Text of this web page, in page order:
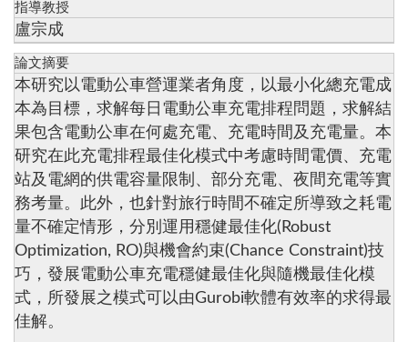
指導教授
盧宗成
論文摘要
本研究以電動公車營運業者角度，以最小化總充電成
本為目標，求解每日電動公車充電排程問題，求解結
果包含電動公車在何處充電、充電時間及充電量。本
研究在此充電排程最佳化模式中考慮時間電價、充電
站及電網的供電容量限制、部分充電、夜間充電等實
務考量。此外，也針對旅行時間不確定所導致之耗電
量不確定情形，分別運用穩健最佳化(Robust
Optimization, RO)與機會約束(Chance Constraint)技
巧，發展電動公車充電穩健最佳化與隨機最佳化模
式，所發展之模式可以由Gurobi軟體有效率的求得最
佳解。